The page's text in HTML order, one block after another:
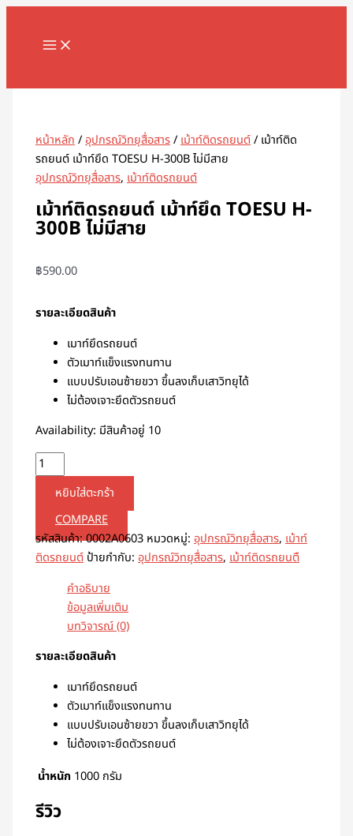
Skip
content
MAIN
หน้าหลัก/อุปกรณ์วิทยุสื่อสาร/เม้าท์ติดรถยนต์/ เม้าท์ติด
รถยนต์ เม้าท์ยึด TOESU H-300B ไม่มีสาย
อุปกรณ์วิทยุสื่อสาร,เม้าท์ติดรถยนต์
เม้าท์ติดรถยนต์ เม้าท์ยึด TOESU H-
300B ไม่มีสาย
฿590.00
รายละเอียดสินค้า
เมาท์ยึดรถยนต์
ตัวเมาท์แข็งแรงทนทาน
แบบปรับเอนซ้ายขวา ขึ้นลงเก็บเสาวิทยุได้
ไม่ต้องเจาะยึดตัวรถยนต์
Availability: มีสินค้าอยู่ 10
จำนวน
ติด
เม้าท์
H-
300B
ไม่มี
สาย
ชิ้น
หยิบใส่ตะกร้า
COMPARE
รหัสสินค้า:0002A0603 หมวดหมู่:อุปกรณ์วิทยุสื่อสาร,เม้าท์
ติดรถยนต์ ป้ายกำกับ:อุปกรณ์วิทยุสื่อสาร,เม้าท์ติดรถยนตื
คำอธิบาย
ข้อมูลเพิ่มเติม
บทวิจารณ์ (0)
รายละเอียดสินค้า
เมาท์ยึดรถยนต์
ตัวเมาท์แข็งแรงทนทาน
แบบปรับเอนซ้ายขวา ขึ้นลงเก็บเสาวิทยุได้
ไม่ต้องเจาะยึดตัวรถยนต์
น้ำหนัก 1000 กรัม
รีวิว